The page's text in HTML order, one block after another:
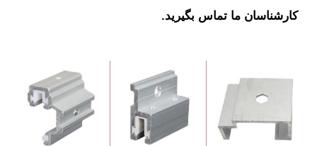
ما تماس بگیرید.